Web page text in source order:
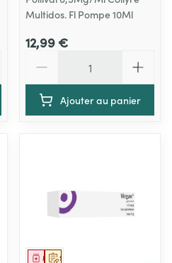
Multidos. Fl Pompe 10Ml
12,99 €
Ajouter au panier
Sur prescription
Médicament